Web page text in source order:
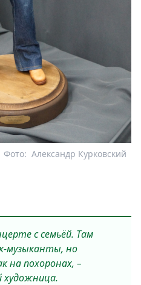
Александр Курковский
Фото:
с семьёй. Там
музыканты, но
на похоронах, –
художница.